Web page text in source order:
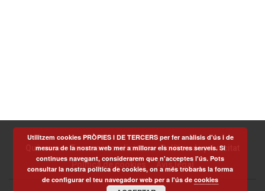
Què som Termes i condicions
Política de privacitat
Política de cookies
Avís legal
Utilitzem cookies PRÒPIES I DE TERCERS per fer anàlisis d'ús i de
mesura de la nostra web mer a millorar els nostres serveis. Si
continues navegant, considerarem que n'acceptes l'ús. Pots
consultar la nostra política de cookies, on a més trobaràs la forma
de configurar el teu navegador web per a l'ús decookies